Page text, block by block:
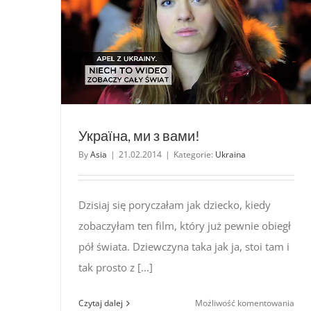
Україна, ми з вами!
ByAsia | 21.02.2014 | Kategorie: Ukraina
Dzisiaj się poryczałam jak dziecko, kiedy
zobaczyłam ten film, który już pewnie obiegł
pół świata. Dziewczyna taka jak ja, stoi tam i
tak prosto z [...]
Czytaj dalej Możliwość komentowania